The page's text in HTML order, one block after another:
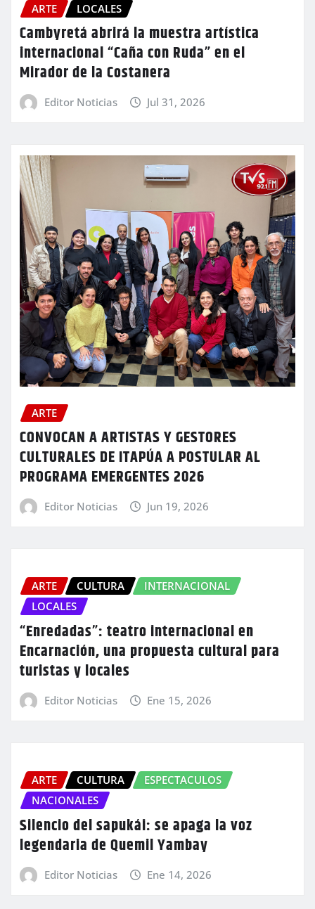
ARTE LOCALES
Cambyretá abrirá la muestra artística
internacional “Caña con Ruda” en el
Mirador de la Costanera
Editor Noticias Jul 31, 2026
ARTE
CONVOCAN A ARTISTAS Y GESTORES
CULTURALES DE ITAPÚA A POSTULAR AL
PROGRAMA EMERGENTES 2026
Editor Noticias Jun 19, 2026
ARTE CULTURA
INTERNACIONAL
LOCALES
“Enredadas”: teatro internacional en
Encarnación, una propuesta cultural para
turistas y locales
Editor Noticias Ene 15, 2026
ARTE CULTURA
ESPECTACULOS
NACIONALES
Silencio del sapukái: se apaga la voz
legendaria de Quemil Yambay
Editor Noticias Ene 14, 2026